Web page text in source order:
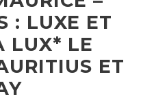
: LUXE ET
LUX* LE
ET